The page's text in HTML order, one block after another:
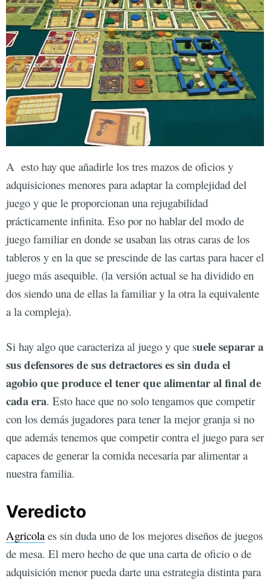
A esto hay que añadirle los tres mazos de oficios y
adquisiciones menores para adaptar la complejidad del
juego y que le proporcionan una rejugabilidad
prácticamente infinita. Eso por no hablar del modo de
juego familiar en donde se usaban las otras caras de los
tableros y en la que se prescinde de las cartas para hacer el
juego más asequible. (la versión actual se ha dividido en
dos siendo una de ellas la familiar y la otra la equivalente
a la compleja).
Si hay algo que caracteriza al juego y que suele separar a
sus defensores de sus detractores es sin duda el
agobio que produce el tener que alimentar al final de
cada era. Esto hace que no solo tengamos que competir
con los demás jugadores para tener la mejor granja si no
que además tenemos que competir contra el juego para ser
capaces de generar la comida necesaria par alimentar a
nuestra familia.
Veredicto
Agricolaes sin duda uno de los mejores diseños de juegos
de mesa. El mero hecho de que una carta de oficio o de
adquisición menor pueda darte una estrategia distinta para